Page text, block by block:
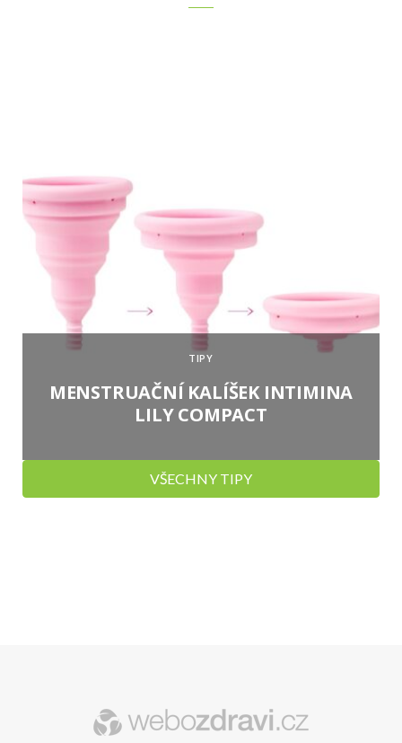
TIPY
MENSTRUAČNÍ KALÍŠEK INTIMINA
LILY COMPACT
VŠECHNY TIPY